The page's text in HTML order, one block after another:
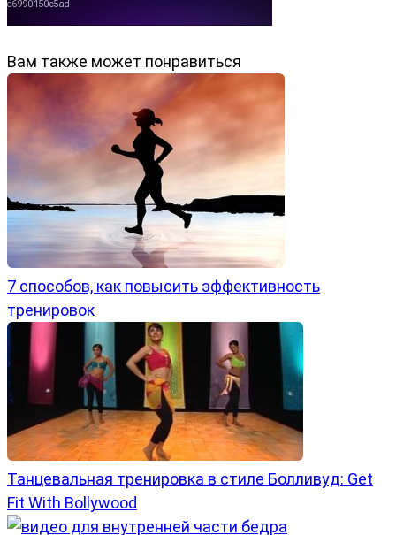
Вам также может понравиться
7 способов, как повысить эффективность
тренировок
Танцевальная тренировка в стиле Болливуд: Get
Fit With Bollywood